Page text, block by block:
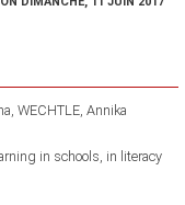
WECHTLE, Annika
in schools, in literacy